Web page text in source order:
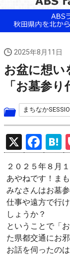
2025年8月11日
お盆に想い
「お墓参り
まちなか
X
F
a
ce
b
o
o
k
e
n
a
２０２５年８月
あやねです！ま
みなさんはお墓
仕事や遠方で行
しょうか？
ということで「
た県都交通にお
お話を伺ったの